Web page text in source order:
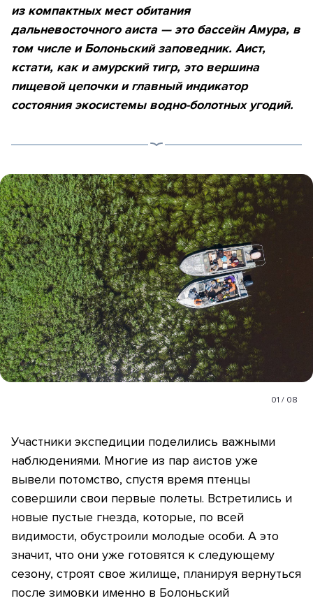
из компактных мест обитания
дальневосточного аиста — это бассейн Амура, в
том числе и Болоньский заповедник. Аист,
кстати, как и амурский тигр, это вершина
пищевой цепочки и главный индикатор
состояния экосистемы водно-болотных угодий.
01 / 08
Участники экспедиции поделились важными
наблюдениями. Многие из пар аистов уже
вывели потомство, спустя время птенцы
совершили свои первые полеты. Встретились и
новые пустые гнезда, которые, по всей
видимости, обустроили молодые особи. А это
значит, что они уже готовятся к следующему
сезону, строят свое жилище, планируя вернуться
после зимовки именно в Болоньский